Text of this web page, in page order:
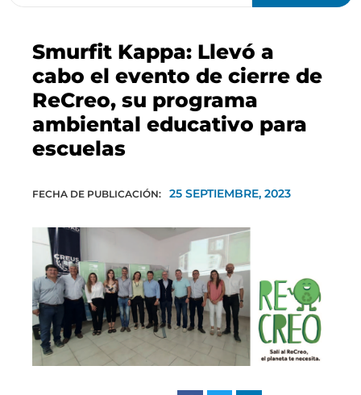
Smurfit Kappa: Llevó a
cabo el evento de cierre de
ReCreo, su programa
ambiental educativo para
escuelas
FECHA DE PUBLICACIÓN: 25 SEPTIEMBRE, 2023